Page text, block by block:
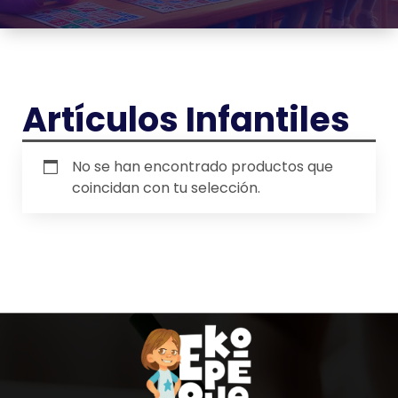
Artículos Infantiles
No se han encontrado productos que
coincidan con tu selección.